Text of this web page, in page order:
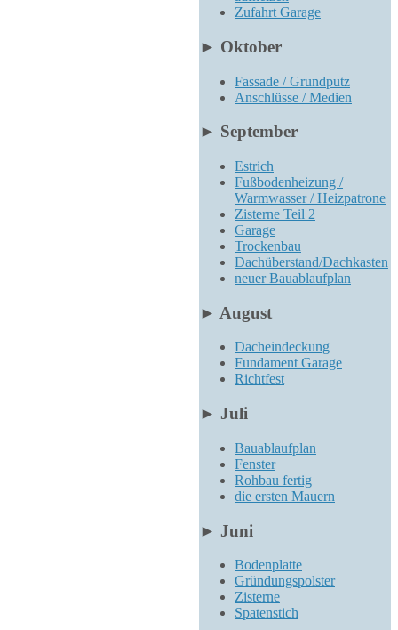
Zufahrt Garage
► Oktober
Fassade / Grundputz
Anschlüsse / Medien
► September
Estrich
Fußbodenheizung /
Warmwasser / Heizpatrone
Zisterne Teil 2
Garage
Trockenbau
Dachüberstand/Dachkasten
neuer Bauablaufplan
► August
Dacheindeckung
Fundament Garage
Richtfest
► Juli
Bauablaufplan
Fenster
Rohbau fertig
die ersten Mauern
► Juni
Bodenplatte
Gründungspolster
Zisterne
Spatenstich